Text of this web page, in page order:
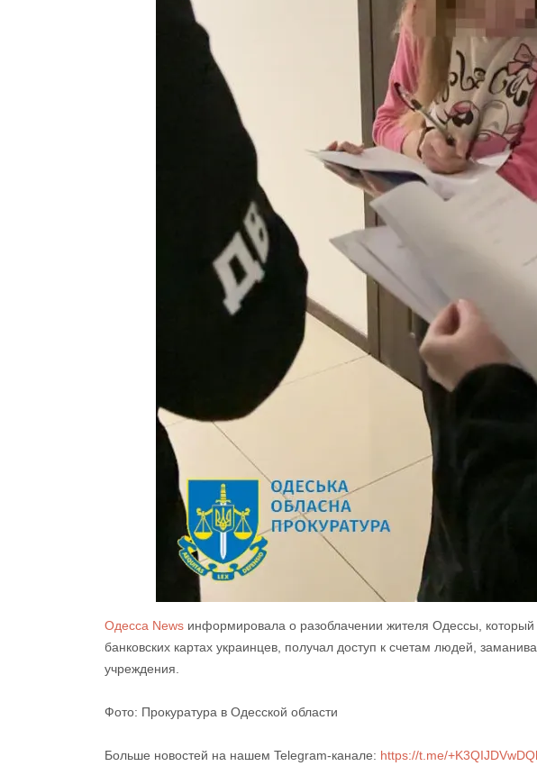
Одесса News информировала о разоблачении жителя Одессы,
банковских картах украинцев, получал доступ к счетам людей,
учреждения.
Фото: Прокуратура в Одесской области
Больше новостей на нашем Telegram-канале: https://t.me/